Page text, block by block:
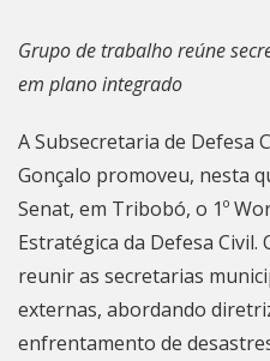
Grupo de trabalho reúne
em plano integrado
A Subsecretaria de Defesa
Gonçalo promoveu, nesta
Senat, em Tribobó, o 1º
Estratégica da Defesa
reunir as secretarias
externas, abordando
enfrentamento de